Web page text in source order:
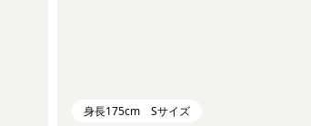
身長175cm Sサイズ